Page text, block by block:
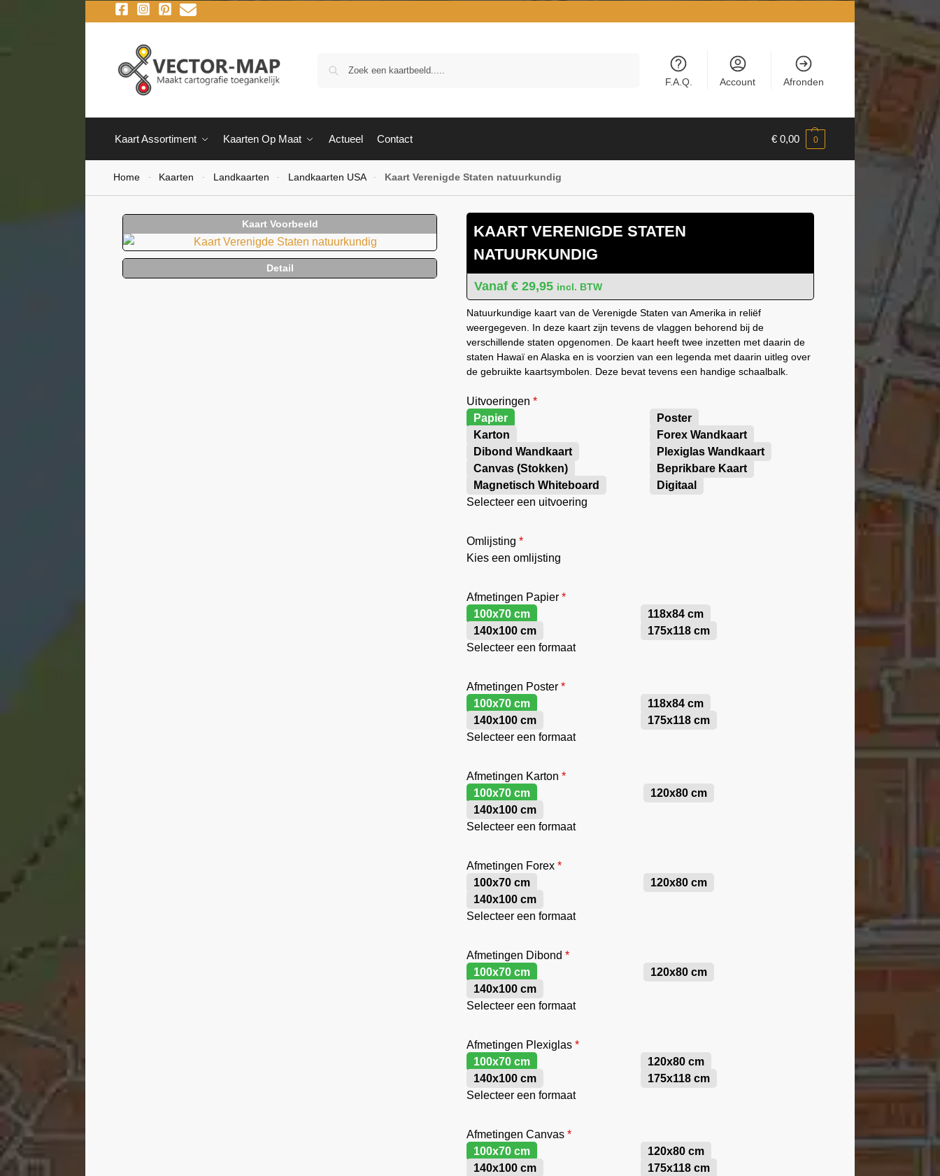
F.A.Q. Account Afronden
Kaart Assortiment Kaarten Op Maat Actueel Contact € 0,00 0
Home - Kaarten - Landkaarten - Landkaarten USA - Kaart Verenigde Staten natuurkundig
KAART VERENIGDE STATEN
NATUURKUNDIG
€ 29,95 incl. BTW
Natuurkundige kaart van de Verenigde Staten van Amerika in reliëf
weergegeven. In deze kaart zijn tevens de vlaggen behorend bij de
verschillende staten opgenomen. De kaart heeft twee inzetten met daarin de
staten Hawaï en Alaska en is voorzien van een legenda met daarin uitleg over
de gebruikte kaartsymbolen. Deze bevat tevens een handige schaalbalk.
Uitvoeringen *
Papier
Poster
Karton
Forex Wandkaart
Dibond Wandkaart
Plexiglas Wandkaart
Canvas (Stokken)
Beprikbare Kaart
Magnetisch Whiteboard
Digitaal
Selecteer een uitvoering
Omlijsting *
Kies een omlijsting
Afmetingen Papier *
100x70 cm
118x84 cm
140x100 cm
175x118 cm
Selecteer een formaat
Afmetingen Poster *
100x70 cm
118x84 cm
140x100 cm
175x118 cm
Selecteer een formaat
Afmetingen Karton *
100x70 cm
120x80 cm
140x100 cm
Selecteer een formaat
Afmetingen Forex *
100x70 cm
120x80 cm
140x100 cm
Selecteer een formaat
Afmetingen Dibond *
100x70 cm
120x80 cm
140x100 cm
Selecteer een formaat
Afmetingen Plexiglas *
100x70 cm
120x80 cm
140x100 cm
175x118 cm
Selecteer een formaat
Afmetingen Canvas *
100x70 cm
120x80 cm
140x100 cm
175x118 cm